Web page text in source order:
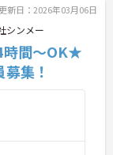
新日：2026年03月06日
シンメー
時間～OK★
集！